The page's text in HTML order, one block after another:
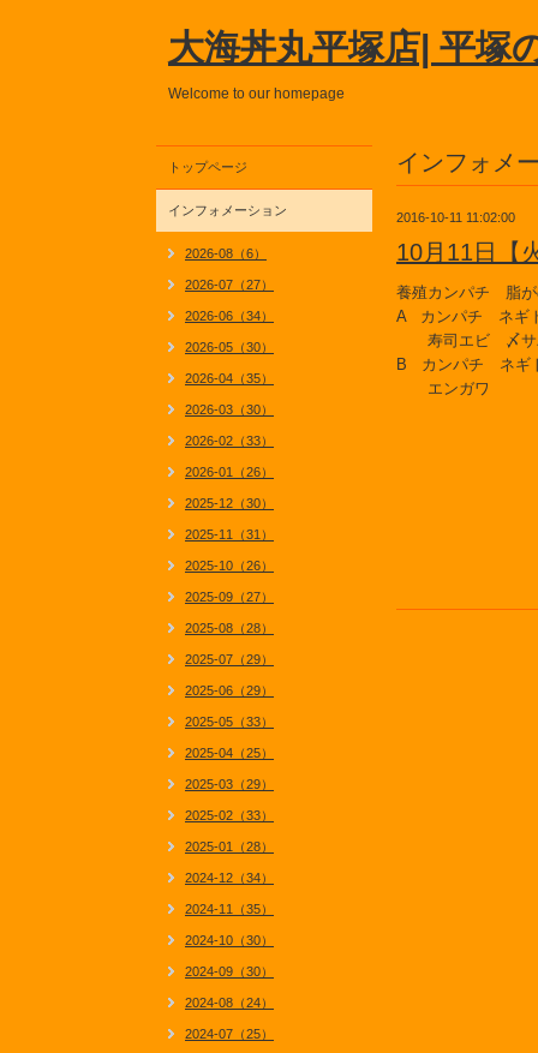
大海丼丸平塚店| 平塚
Welcome to our homepage
インフォメ
2016-10-11 11:02:00
10月11日【
養殖カンパチ 脂が
A カンパチ ネギ
寿司エビ 〆サ
B カンパチ ネギ
エンガワ
トップページ
インフォメーション
2026-08（6）
2026-07（27）
2026-06（34）
2026-05（30）
2026-04（35）
2026-03（30）
2026-02（33）
2026-01（26）
2025-12（30）
2025-11（31）
2025-10（26）
2025-09（27）
2025-08（28）
2025-07（29）
2025-06（29）
2025-05（33）
2025-04（25）
2025-03（29）
2025-02（33）
2025-01（28）
2024-12（34）
2024-11（35）
2024-10（30）
2024-09（30）
2024-08（24）
2024-07（25）